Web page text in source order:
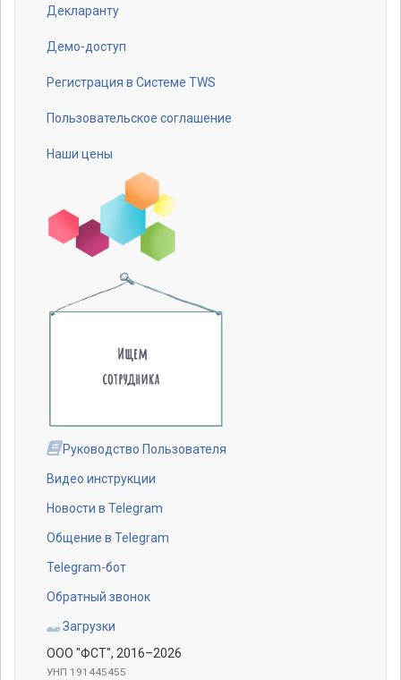
Footer
menu
Декларанту
Демо-доступ
Регистрация в Системе TWS
Пользовательское соглашение
Наши цены
Руководство Пользователя
Видео инструкции
Новости в Telegram
Общение в Telegram
Telegram-бот
Обратный звонок
Загрузки
ООО "ФСТ", 2016–2026
УНП 191445455